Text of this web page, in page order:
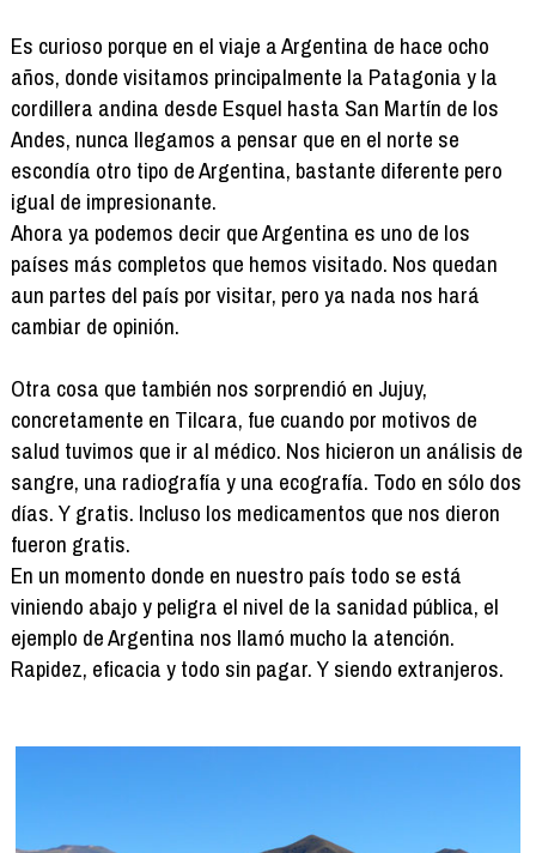
Es curioso porque en el viaje a Argentina de hace ocho
años, donde visitamos principalmente la Patagonia y la
cordillera andina desde Esquel hasta San Martín de los
Andes, nunca llegamos a pensar que en el norte se
escondía otro tipo de Argentina, bastante diferente pero
igual de impresionante.
Ahora ya podemos decir que Argentina es uno de los
países más completos que hemos visitado. Nos quedan
aun partes del país por visitar, pero ya nada nos hará
cambiar de opinión.
Otra cosa que también nos sorprendió en Jujuy,
concretamente en Tilcara, fue cuando por motivos de
salud tuvimos que ir al médico. Nos hicieron un análisis de
sangre, una radiografía y una ecografía. Todo en sólo dos
días. Y gratis. Incluso los medicamentos que nos dieron
fueron gratis.
En un momento donde en nuestro país todo se está
viniendo abajo y peligra el nivel de la sanidad pública, el
ejemplo de Argentina nos llamó mucho la atención.
Rapidez, eficacia y todo sin pagar. Y siendo extranjeros.